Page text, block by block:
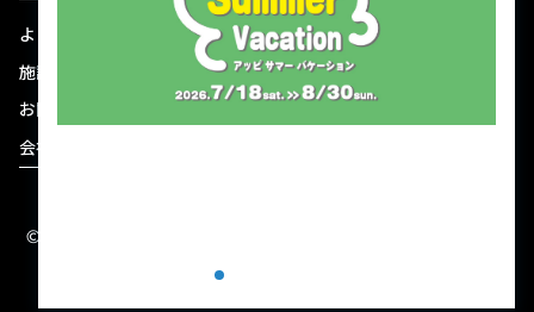
よくある質問
施設連絡先一覧
お問い合わせ
会社概要
関連施設
資料ダウンロード
© 2004-2026 株式会社岩手ホテルアンドリゾート.